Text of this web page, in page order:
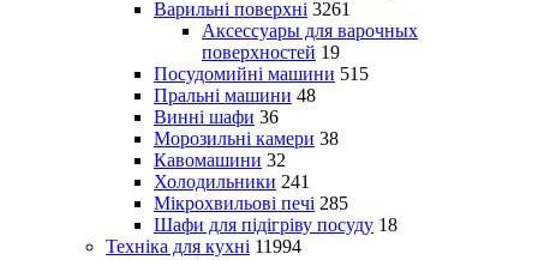
Варильні поверхні 3261
Аксессуары для варочных
поверхностей 19
Посудомийні машини 515
Пральні машини 48
Винні шафи 36
Морозильні камери 38
Кавомашини 32
Холодильники 241
Мікрохвильові печі 285
Шафи для підігріву посуду 18
Техніка для кухні 11994